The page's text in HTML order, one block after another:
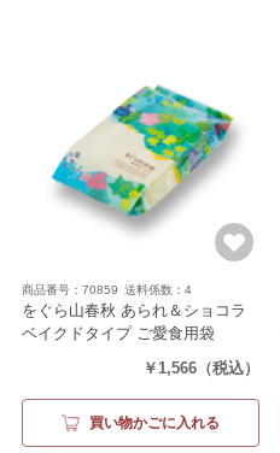
商品番号：70859 送料係数：4
をぐら山春秋 あられ＆ショコラ
ベイクドタイプ ご愛食用袋
￥1,566 （税込）
買い物かごに入れる